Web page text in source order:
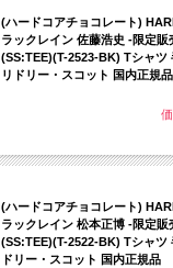
(ハードコアチョコレート)
ラックレイン 佐藤浩史 -限定
(SS:TEE)(T-2523-BK) Tシャツ
リドリー・スコット 国内正規品
(ハードコアチョコレート)
ラックレイン 松本正博 -限定
(SS:TEE)(T-2522-BK) Tシャツ
ドリー・スコット 国内正規品